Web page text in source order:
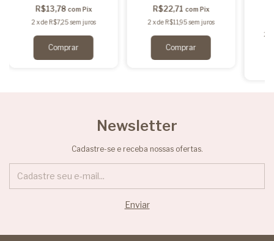
R$13,78 com Pix
2 xdeR$7,25sem juros
R$22,71 com Pix
2 xdeR$11,95 sem juros
2
Newsletter
Cadastre-se e receba nossas ofertas.